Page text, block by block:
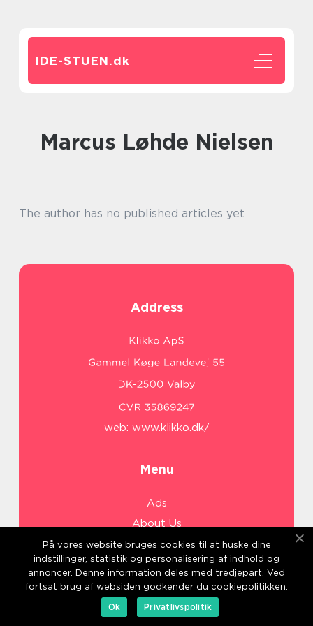
IDE-STUEN.dk
Marcus Løhde Nielsen
The author has no published articles yet
Address
web: www.klikko.dk/
Menu
Ads
About Us
Cookies
Contact
Sitemap
På vores website bruges cookies til at huske dine
indstillinger, statistik og personalisering af indhold og
annoncer. Denne information deles med tredjepart. Ved
fortsat brug af websiden godkender du cookiepolitikken.
Ok
Privatlivspolitik